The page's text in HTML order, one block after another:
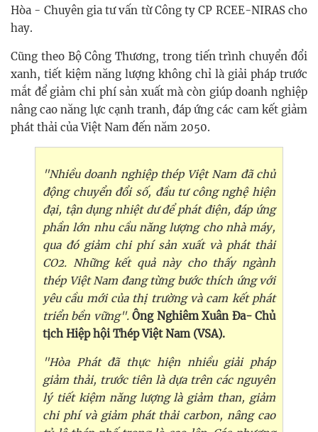
Hòa - Chuyên gia tư vấn từ Công ty CP RCEE-NIRAS cho
hay.
Cũng theo Bộ Công Thương, trong tiến trình chuyển đổi
xanh, tiết kiệm năng lượng không chỉ là giải pháp trước
mắt để giảm chi phí sản xuất mà còn giúp doanh nghiệp
nâng cao năng lực cạnh tranh, đáp ứng các cam kết giảm
phát thải của Việt Nam đến năm 2050.
"Nhiều doanh nghiệp thép Việt Nam đã chủ
động chuyển đổi số, đầu tư công nghệ hiện
đại, tận dụng nhiệt dư để phát điện, đáp ứng
phần lớn nhu cầu năng lượng cho nhà máy,
qua đó giảm chi phí sản xuất và phát thải
CO2. Những kết quả này cho thấy ngành
thép Việt Nam đang từng bước thích ứng với
yêu cầu mới của thị trường và cam kết phát
triển bền vững". Ông Nghiêm Xuân Đa- Chủ
tịch Hiệp hội Thép Việt Nam (VSA).
"Hòa Phát đã thực hiện nhiều giải pháp
giảm thải, trước tiên là dựa trên các nguyên
lý tiết kiệm năng lượng là giảm than, giảm
chi phí và giảm phát thải carbon, nâng cao